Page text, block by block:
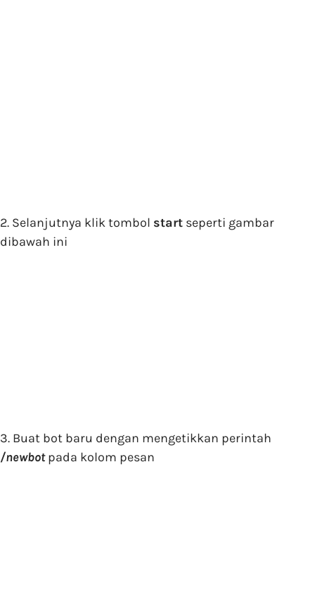
2. Selanjutnya klik tombol start seperti gambar
dibawah ini
3. Buat bot baru dengan mengetikkan perintah
/newbotpada kolom pesan